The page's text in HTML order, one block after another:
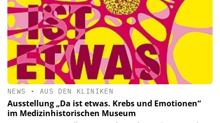
NEWS • AUS DEN KLINIKEN
Ausstellung „Da ist etwas. Krebs und Emotionen“
im Medizinhistorischen Museum